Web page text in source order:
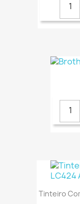
Tinteiro